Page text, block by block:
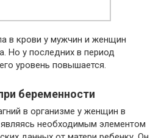
в крови у мужчин и женщин
Но у последних в период
уровень повышается.
беременности
в организме у женщин в
необходимым элементом